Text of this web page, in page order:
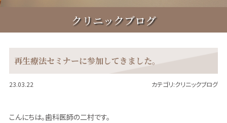
クリニックブログ
再生療法セミナーに参加してきました。
23.03.22 カテゴリ:クリニックブログ
こんにちは。歯科医師の二村です。